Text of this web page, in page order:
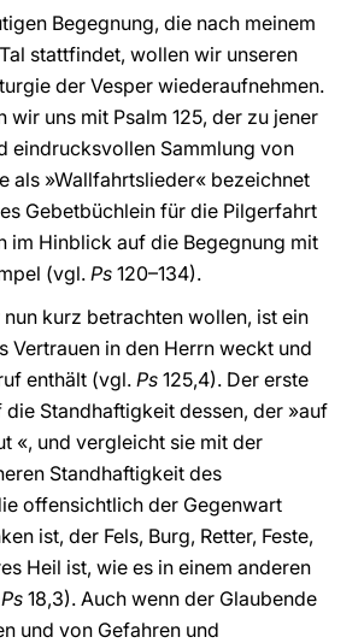
Begegnung, die nach meinem
stattfindet, wollen wir unseren
der Vesper wiederaufnehmen.
wir uns mit Psalm 125, der zu jener
eindrucksvollen Sammlung von
als »Wallfahrtslieder« bezeichnet
Gebetbüchlein für die Pilgerfahrt
im Hinblick auf die Begegnung mit
(vgl. Ps 120–134).
kurz betrachten wollen, ist ein
Vertrauen in den Herrn weckt und
enthält (vgl. Ps 125,4). Der erste
die Standhaftigkeit dessen, der »auf
«, und vergleicht sie mit der
Standhaftigkeit des
offensichtlich der Gegenwart
ist, der Fels, Burg, Retter, Feste,
Heil ist, wie es in einem anderen
Ps 18,3). Auch wenn der Glaubende
und von Gefahren und